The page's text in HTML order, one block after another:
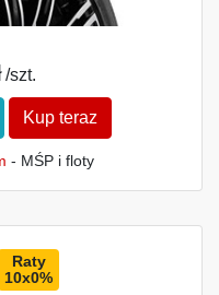
/szt.
Kup teraz
- MŚP i floty
Raty
10x0%